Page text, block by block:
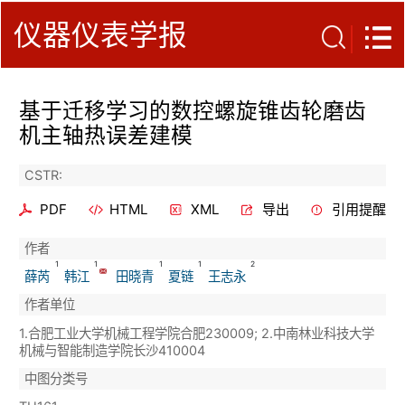
仪器仪表学报
基于迁移学习的数控螺旋锥齿轮磨齿
机主轴热误差建模
CSTR:
PDF HTML XML 导出 引用提醒
作者
薛芮
1
韩江
1
田晓青
1
夏链
1
王志永
2
作者单位
1.合肥工业大学机械工程学院合肥230009; 2.中南林业科技大学
机械与智能制造学院长沙410004
中图分类号